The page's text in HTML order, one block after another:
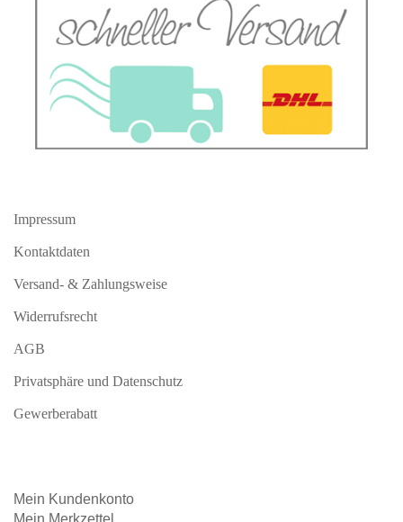
Impressum
Kontaktdaten
Versand- & Zahlungsweise
Widerrufsrecht
AGB
Privatsphäre und Datenschutz
Gewerberabatt
Mein Kundenkonto
Mein Merkzettel